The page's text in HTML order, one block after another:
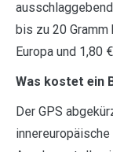
bis zu 20
Europa und 1,80
Was kostet ein
Der GPS